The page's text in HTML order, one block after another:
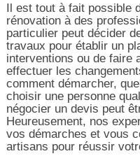
Il est tout à fait possible
rénovation à des
particulier peut décider
travaux pour établir un
interventions ou de faire
effectuer les
comment démarcher,
choisir une personne
négocier un devis peut
Heureusement, nos
vos démarches et vous
artisans pour réussir